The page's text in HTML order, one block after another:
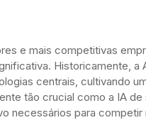
e mais competitivas
Historicamente, a
centrais, cultivando
tão crucial como a IA de
necessários para competir